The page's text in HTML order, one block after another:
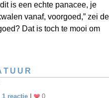
is een echte panacee, je
vanaf, voorgoed,” zei de
Dat is toch te mooi om
1 reactie | 0